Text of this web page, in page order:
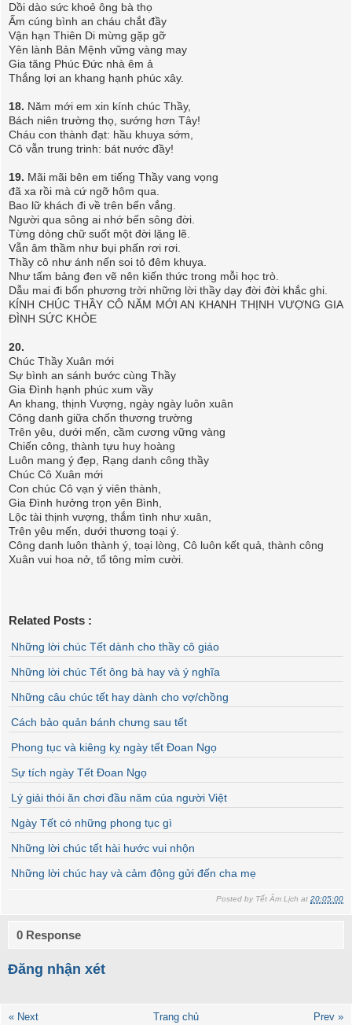
Dồi dào sức khoẻ ông bà thọ
Ấm cúng bình an cháu chắt đầy
Vận hạn Thiên Di mừng gặp gỡ
Yên lành Bản Mệnh vững vàng may
Gia tăng Phúc Đức nhà êm ả
Thắng lợi an khang hạnh phúc xây.
18. Năm mới em xin kính chúc Thầy,
Bách niên trường thọ, sướng hơn Tây!
Cháu con thành đạt: hầu khuya sớm,
Cô vẫn trung trinh: bát nước đầy!
19. Mãi mãi bên em tiếng Thầy vang vọng
đã xa rồi mà cứ ngỡ hôm qua.
Bao lữ khách đi về trên bến vắng.
Người qua sông ai nhớ bến sông đời.
Từng dòng chữ suốt một đời lặng lẽ.
Vẫn âm thầm như bụi phấn rơi rơi.
Thầy cô như ánh nến soi tỏ đêm khuya.
Như tấm bảng đen vẽ nên kiến thức trong mỗi học trò.
Dẫu mai đi bốn phương trời những lời thầy dạy đời đời khắc ghi.
KÍNH CHÚC THẦY CÔ NĂM MỚI AN KHANH THỊNH VƯỢNG GIA
ĐÌNH SỨC KHỎE
20.
Chúc Thầy Xuân mới
Sự bình an sánh bước cùng Thầy
Gia Đình hạnh phúc xum vầy
An khang, thịnh Vượng, ngày ngày luôn xuân
Công danh giữa chốn thương trường
Trên yêu, dưới mến, cầm cương vững vàng
Chiến công, thành tựu huy hoàng
Luôn mang ý đẹp, Rạng danh công thầy
Chúc Cô Xuân mới
Con chúc Cô vạn ý viên thành,
Gia Đình hưởng trọn yên Bình,
Lộc tài thịnh vượng, thắm tình như xuân,
Trên yêu mến, dưới thương toại ý.
Công danh luôn thành ý, toại lòng, Cô luôn kết quả, thành công
Xuân vui hoa nở, tổ tông mỉm cười.
Related Posts :
Những lời chúc Tết dành cho thầy cô giáo
Những lời chúc Tết ông bà hay và ý nghĩa
Những câu chúc tết hay dành cho vợ/chồng
Cách bảo quản bánh chưng sau tết
Phong tục và kiêng kỵ ngày tết Đoan Ngọ
Sự tích ngày Tết Đoan Ngọ
Lý giải thói ăn chơi đầu năm của người Việt
Ngày Tết có những phong tục gì
Những lời chúc tết hài hước vui nhộn
Những lời chúc hay và cảm động gửi đến cha mẹ
Posted by Tết Âm Lịch at 20:05:00
0 Response
Đăng nhận xét
« Next Prev »
Trang chủ